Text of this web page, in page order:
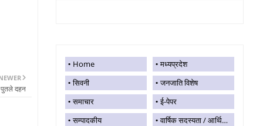
पुतले दहन
Home
मध्यप्रदेश
सिवनी
जनजाति विशेष
समाचार
ई-पेपर
सम्पादकीय
वार्षिक सदस्यता / आर्थिक सहयोग